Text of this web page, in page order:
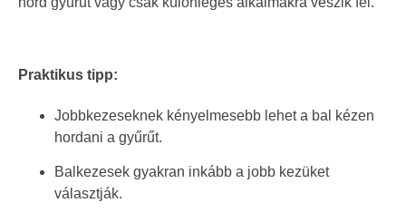
Praktikus tipp:
Jobbkezeseknek kényelmesebb lehet a bal kézen
hordani a gyűrűt.
Balkezesek gyakran inkább a jobb kezüket
választják.